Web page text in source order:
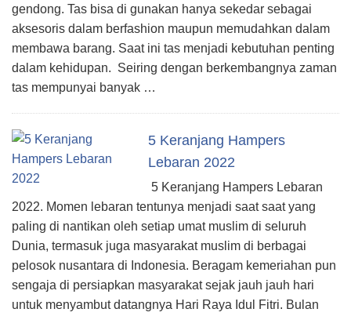
gendong. Tas bisa di gunakan hanya sekedar sebagai
aksesoris dalam berfashion maupun memudahkan dalam
membawa barang. Saat ini tas menjadi kebutuhan penting
dalam kehidupan. Seiring dengan berkembangnya zaman
tas mempunyai banyak …
5 Keranjang Hampers
Lebaran 2022
5 Keranjang Hampers Lebaran
2022. Momen lebaran tentunya menjadi saat saat yang
paling di nantikan oleh setiap umat muslim di seluruh
Dunia, termasuk juga masyarakat muslim di berbagai
pelosok nusantara di Indonesia. Beragam kemeriahan pun
sengaja di persiapkan masyarakat sejak jauh jauh hari
untuk menyambut datangnya Hari Raya Idul Fitri. Bulan